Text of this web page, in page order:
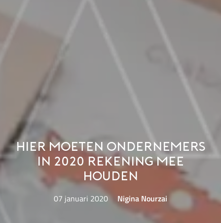
Hier moeten ondernemers
in 2020 rekening mee
houden
07 januari 2020 Nigina Nourzai